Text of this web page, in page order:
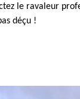
le ravaleur
déçu !